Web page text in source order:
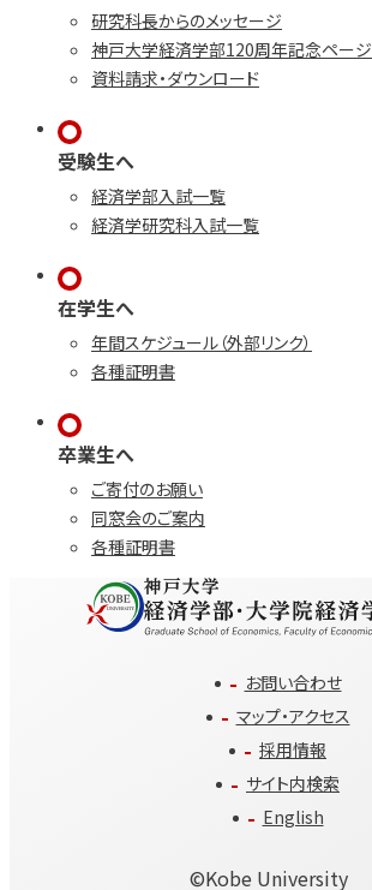
研究科長からのメッセージ
神戸大学経済学部120周年記念ページ
資料請求・ダウンロード
受験生へ
経済学部入試一覧
経済学研究科入試一覧
在学生へ
年間スケジュール（外部リンク）
各種証明書
卒業生へ
ご寄付のお願い
同窓会のご案内
各種証明書
お問い合わせ
マップ・アクセス
採用情報
サイト内検索
English
©️Kobe University